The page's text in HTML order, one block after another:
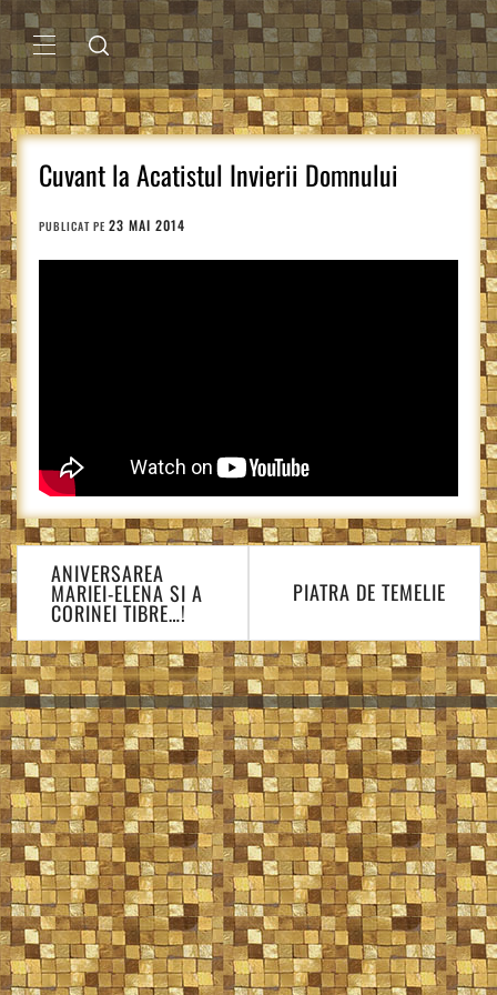
Sari
la
conținutMENIU
PRINCIPAL
Cuvant la Acatistul Invierii Domnului
PUBLICAT PE 23 MAI 2014
Navigare
în
articole
ANIVERSAREA
MARIEI-ELENA SI A
CORINEI TIBRE…!
PIATRA DE TEMELIE